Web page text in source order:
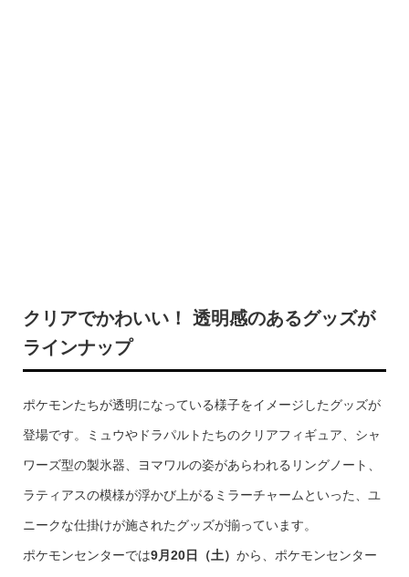
クリアでかわいい！ 透明感のあるグッズが
ラインナップ
ポケモンたちが透明になっている様子をイメージしたグッズが
登場です。ミュウやドラパルトたちのクリアフィギュア、シャ
ワーズ型の製氷器、ヨマワルの姿があらわれるリングノート、
ラティアスの模様が浮かび上がるミラーチャームといった、ユ
ニークな仕掛けが施されたグッズが揃っています。
ポケモンセンターでは9月20日（土） から、ポケモンセンター